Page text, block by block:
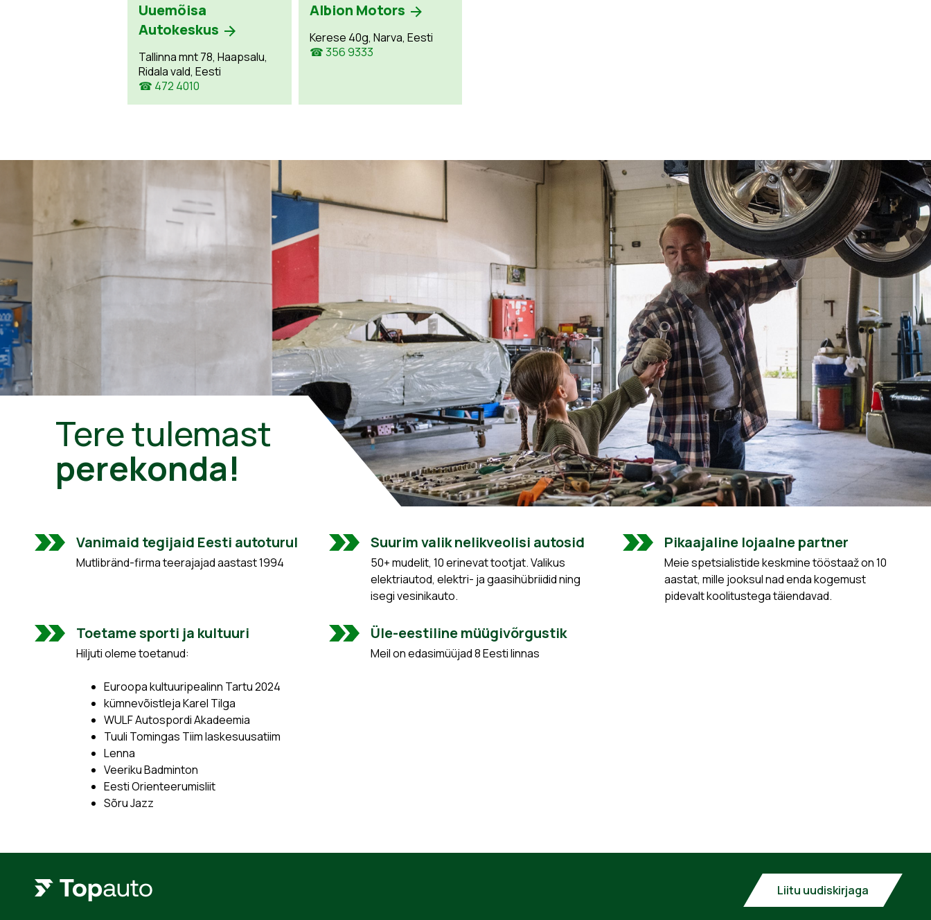
Uuemõisa
Autokeskus
Tallinna mnt 78, Haapsalu,
Ridala vald, Eesti
☎ 472 4010
Albion Motors
Kerese 40g, Narva, Eesti
☎ 356 9333
Tere tulemast
perekonda!
Vanimaid tegijaid Eesti autoturul
Mutlibränd-firma teerajajad aastast 1994
Suurim valik nelikveolisi autosid
50+ mudelit, 10 erinevat tootjat. Valikus
elektriautod, elektri- ja gaasihübriidid ning
isegi vesinikauto.
Pikaajaline lojaalne partner
Meie spetsialistide keskmine tööstaaž on 10
aastat, mille jooksul nad enda kogemust
pidevalt koolitustega täiendavad.
Toetame sporti ja kultuuri
Hiljuti oleme toetanud:
Euroopa kultuuripealinn Tartu 2024
kümnevõistleja Karel Tilga
WULF Autospordi Akadeemia
Tuuli Tomingas Tiim laskesuusatiim
Lenna
Veeriku Badminton
Eesti Orienteerumisliit
Sõru Jazz
Üle-eestiline müügivõrgustik
Meil on edasimüüjad 8 Eesti linnas
Liitu uudiskirjaga